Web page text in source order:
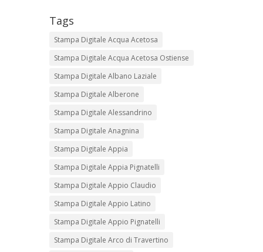
Tags
Stampa Digitale Acqua Acetosa
Stampa Digitale Acqua Acetosa Ostiense
Stampa Digitale Albano Laziale
Stampa Digitale Alberone
Stampa Digitale Alessandrino
Stampa Digitale Anagnina
Stampa Digitale Appia
Stampa Digitale Appia Pignatelli
Stampa Digitale Appio Claudio
Stampa Digitale Appio Latino
Stampa Digitale Appio Pignatelli
Stampa Digitale Arco di Travertino